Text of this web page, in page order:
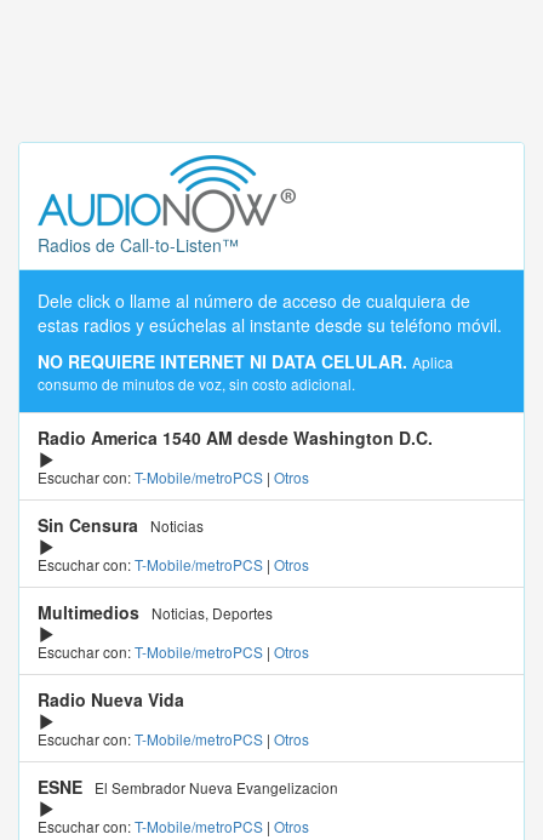
Radios de Call-to-Listen™
Dele click o llame al número de acceso de cualquiera de
estas radios y esúchelas al instante desde su teléfono móvil.
NO REQUIERE INTERNET NI DATA CELULAR. Aplica
consumo de minutos de voz, sin costo adicional.
Radio America 1540 AM desde Washington D.C.
Escuchar con:T-Mobile/metroPCS | Otros
Sin Censura
Noticias
Escuchar con:T-Mobile/metroPCS | Otros
Multimedios
Noticias, Deportes
Escuchar con:T-Mobile/metroPCS | Otros
Radio Nueva Vida
Escuchar con:T-Mobile/metroPCS | Otros
ESNE
El Sembrador Nueva Evangelizacion
Escuchar con:T-Mobile/metroPCS | Otros